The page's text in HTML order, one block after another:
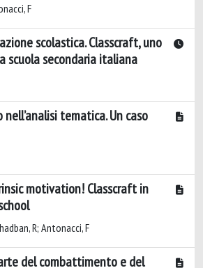
F
scolastica. Classcraft, uno
scuola secondaria italiana
tematica. Un caso
motivation! Classcraft in
R; Antonacci, F
del combattimento e del